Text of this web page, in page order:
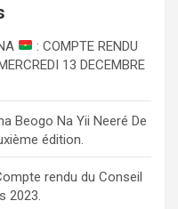
: COMPTE RENDU
13 DECEMBRE
Beogo Na Yii Neeré De
édition.
rendu du Conseil
2023.